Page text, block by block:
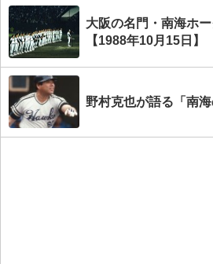
大阪の名門・南海ホ
【1988年10月15日】
野村克也が語る「南海